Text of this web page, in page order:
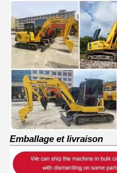
Emballage et livraison